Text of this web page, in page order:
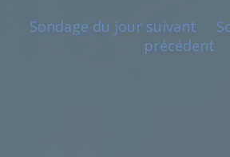
Sondage du jour suivant
précédent